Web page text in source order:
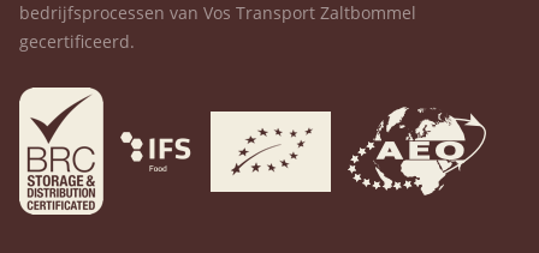
bedrijfsprocessen van Vos Transport Zaltbommel
gecertificeerd.